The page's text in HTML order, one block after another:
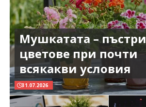
Мушкатата – пъстри
цветове при почти
всякакви условия
31.07.2026